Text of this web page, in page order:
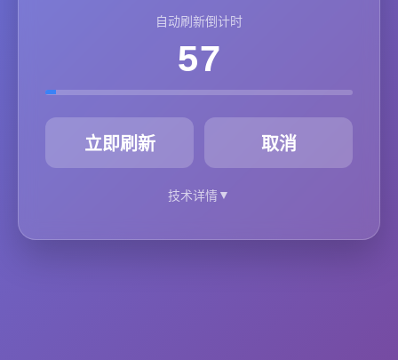
自动刷新倒计时
57
立即刷新 取消
技术详情▼